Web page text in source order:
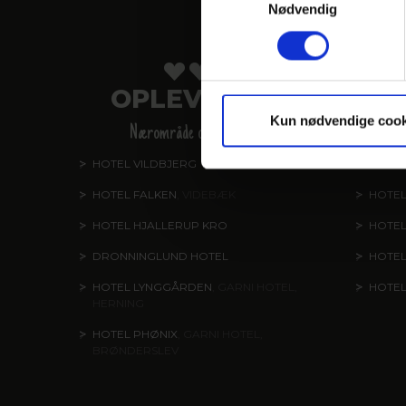
Nødvendig
Kun nødvendige
OPLEVELSER
Nærområde og oplevelser
HOTEL VILDBJERG
HOTEL FALKEN
HOTEL HJALLERUP KRO
DRONNINGLUND HOTEL
HOTEL LYNGGÅRDEN
HOTEL PHØNIX